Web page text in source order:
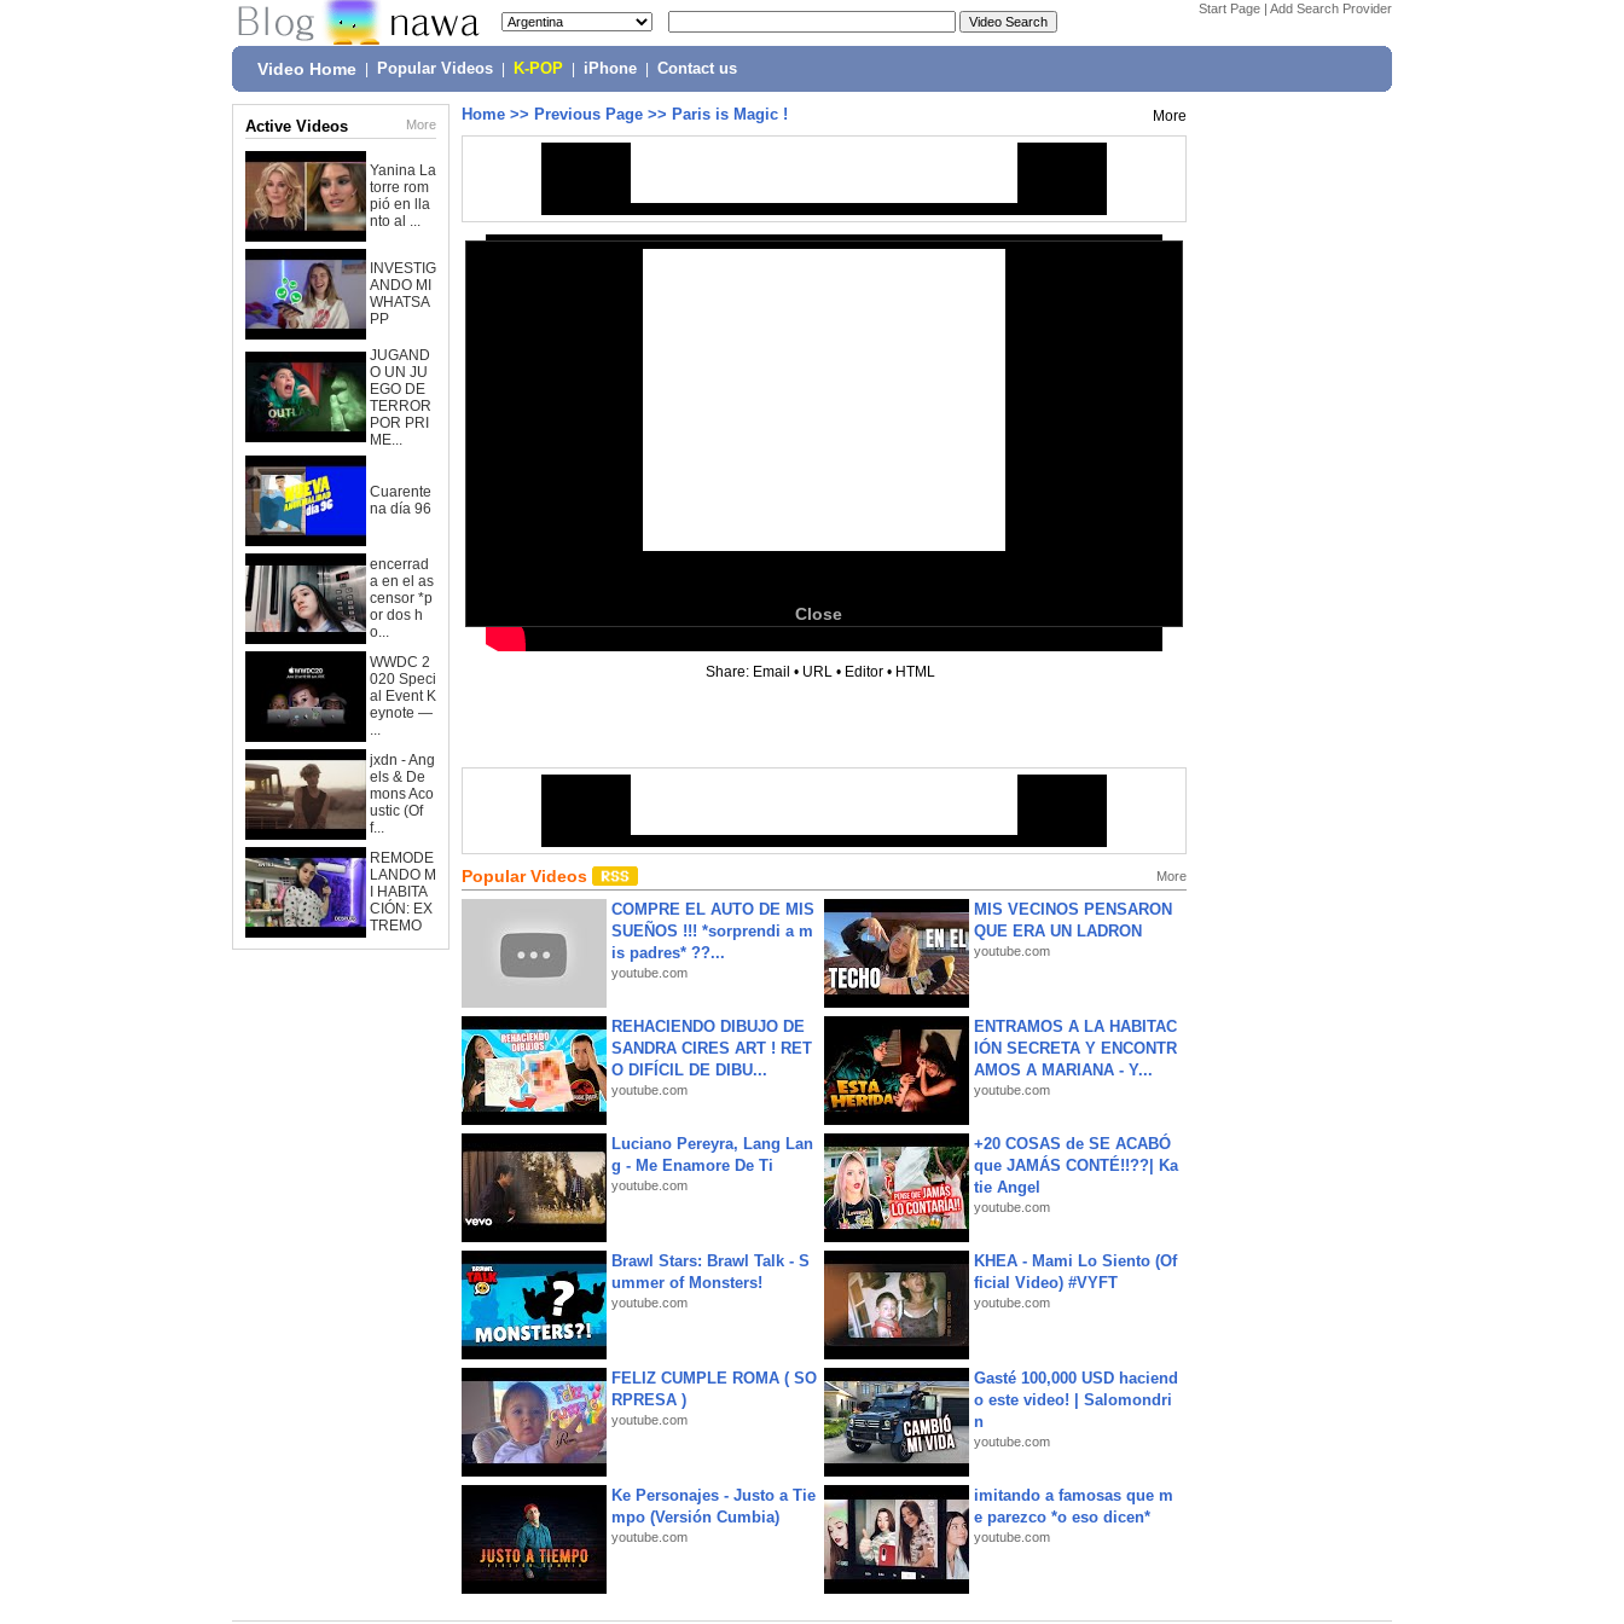
Start Page | Add Search Provider
Video Home Popular Videos K-POP iPhone Contact us
Active Videos More
Yanina La
torre rom
pió en lla
nto al ...
INVESTIG
ANDO MI
WHATSA
PP
JUGAND
O UN JU
EGO DE
TERROR
POR PRI
ME...
Cuarente
na día 96
encerrad
a en el as
censor *p
or dos h
o...
WWDC 2
020 Speci
al Event K
eynote —
...
jxdn - Ang
els & De
mons Aco
ustic (Of
f...
REMODE
LANDO M
I HABITA
CIÓN: EX
TREMO
Home >> Previous Page >> Paris is Magic ! More
Close
Share: Email • URL • Editor • HTML
Popular Videos More
COMPRE EL AUTO DE MIS
SUEÑOS !!! *sorprendi a m
is padres* ??...
youtube.com
MIS VECINOS PENSARON
QUE ERA UN LADRON
youtube.com
REHACIENDO DIBUJO DE
SANDRA CIRES ART ! RET
O DIFÍCIL DE DIBU...
youtube.com
ENTRAMOS A LA HABITAC
IÓN SECRETA Y ENCONTR
AMOS A MARIANA - Y...
youtube.com
Luciano Pereyra, Lang Lan
g - Me Enamore De Ti
youtube.com
+20 COSAS de SE ACABÓ
que JAMÁS CONTÉ!!??| Ka
tie Angel
youtube.com
Brawl Stars: Brawl Talk - S
ummer of Monsters!
youtube.com
KHEA - Mami Lo Siento (Of
ficial Video) #VYFT
youtube.com
FELIZ CUMPLE ROMA ( SO
RPRESA )
youtube.com
Gasté 100,000 USD haciend
o este video! | Salomondri
n
youtube.com
Ke Personajes - Justo a Tie
mpo (Versión Cumbia)
youtube.com
imitando a famosas que m
e parezco *o eso dicen*
youtube.com